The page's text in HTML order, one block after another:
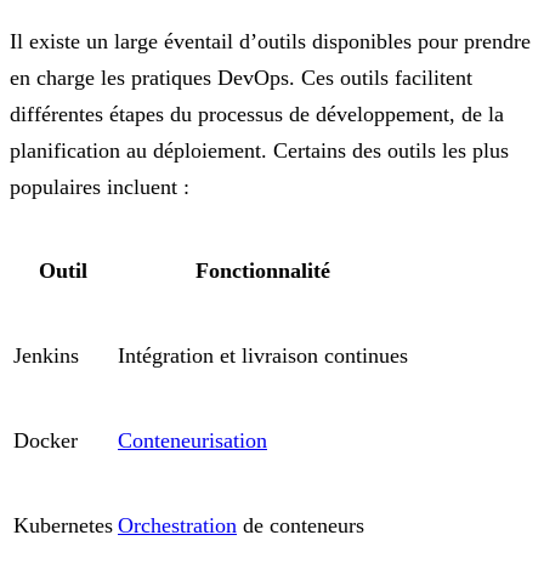
Il existe un large éventail d’outils disponibles pour prendre
en charge les pratiques DevOps. Ces outils facilitent
différentes étapes du processus de développement, de la
planification au déploiement. Certains des outils les plus
populaires incluent :
Outil Fonctionnalité
Jenkins Intégration et livraison continues
Docker Conteneurisation
Kubernetes Orchestration de conteneurs